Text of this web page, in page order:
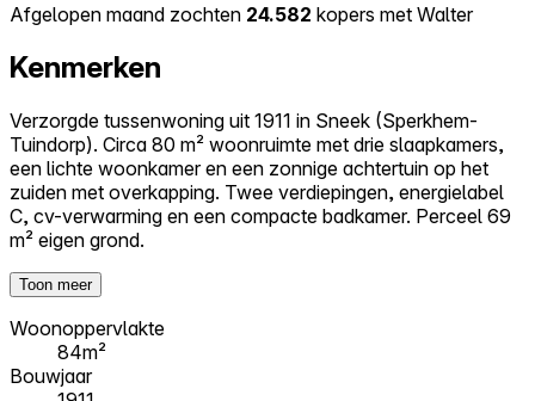
Afgelopen maand zochten 24.582 kopers met Walter
Kenmerken
Verzorgde tussenwoning uit 1911 in Sneek (Sperkhem-
Tuindorp). Circa 80 m² woonruimte met drie slaapkamers,
een lichte woonkamer en een zonnige achtertuin op het
zuiden met overkapping. Twee verdiepingen, energielabel
C, cv-verwarming en een compacte badkamer. Perceel 69
m² eigen grond.
Toon meer
Woonoppervlakte
84m²
Bouwjaar